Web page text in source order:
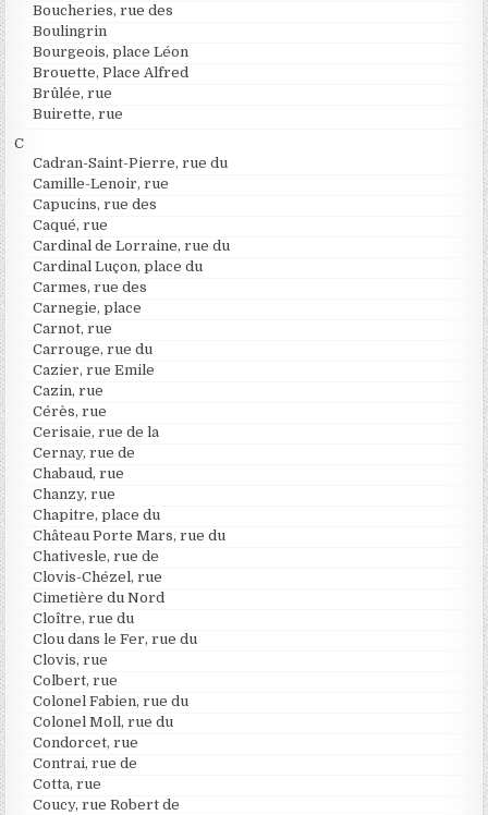
Boucheries, rue des
Boulingrin
Bourgeois, place Léon
Brouette, Place Alfred
Brûlée, rue
Buirette, rue
C
Cadran-Saint-Pierre, rue du
Camille-Lenoir, rue
Capucins, rue des
Caqué, rue
Cardinal de Lorraine, rue du
Cardinal Luçon, place du
Carmes, rue des
Carnegie, place
Carnot, rue
Carrouge, rue du
Cazier, rue Emile
Cazin, rue
Cérès, rue
Cerisaie, rue de la
Cernay, rue de
Chabaud, rue
Chanzy, rue
Chapitre, place du
Château Porte Mars, rue du
Chativesle, rue de
Clovis-Chézel, rue
Cimetière du Nord
Cloître, rue du
Clou dans le Fer, rue du
Clovis, rue
Colbert, rue
Colonel Fabien, rue du
Colonel Moll, rue du
Condorcet, rue
Contrai, rue de
Cotta, rue
Coucy, rue Robert de